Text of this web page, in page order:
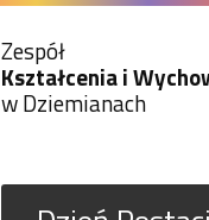
Zespół
Kształcenia i
w Dziemianach